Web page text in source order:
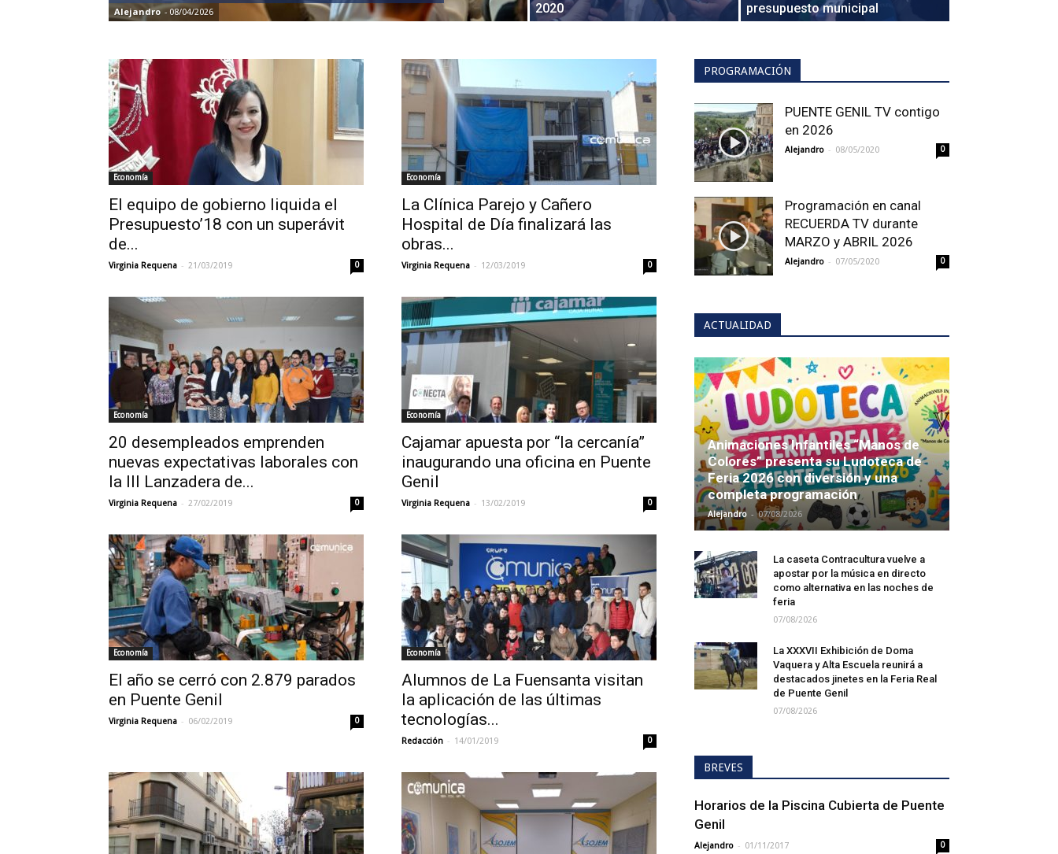
Alejandro - 08/04/2026
2020
presupuesto municipal
Economía
El equipo de gobierno liquida el
Presupuesto’18 con un superávit
de...
Virginia Requena - 21/03/2019 0
Economía
La Clínica Parejo y Cañero
Hospital de Día finalizará las
obras...
Virginia Requena - 12/03/2019 0
Economía
20 desempleados emprenden
nuevas expectativas laborales con
la III Lanzadera de...
Virginia Requena - 27/02/2019 0
Economía
Cajamar apuesta por “la cercanía”
inaugurando una oficina en Puente
Genil
Virginia Requena - 13/02/2019 0
Economía
El año se cerró con 2.879 parados
en Puente Genil
Virginia Requena - 06/02/2019 0
Economía
Alumnos de La Fuensanta visitan
la aplicación de las últimas
tecnologías...
Redacción - 14/01/2019 0
PROGRAMACIÓN
PUENTE GENIL TV contigo
en 2026
Alejandro - 08/05/2020 0
Programación en canal
RECUERDA TV durante
MARZO y ABRIL 2026
Alejandro - 07/05/2020 0
ACTUALIDAD
Animaciones Infantiles “Manos de
Colores” presenta su Ludoteca de
Feria 2026 con diversión y una
completa programación
Alejandro - 07/08/2026
La caseta Contracultura vuelve a
apostar por la música en directo
como alternativa en las noches de
feria
07/08/2026
La XXXVII Exhibición de Doma
Vaquera y Alta Escuela reunirá a
destacados jinetes en la Feria Real
de Puente Genil
07/08/2026
BREVES
Horarios de la Piscina Cubierta de Puente
Genil
Alejandro - 01/11/2017 0